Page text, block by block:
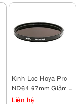
Kính Lọc Hoya Pro
ND64 67mm Giảm 6
f-Stop
Liên hệ